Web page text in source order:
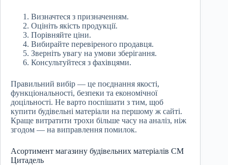
Визначтеся з призначенням.
Оцініть якість продукції.
Порівняйте ціни.
Вибирайте перевіреного продавця.
Зверніть увагу на умови зберігання.
Консультуйтеся з фахівцями.
Правильний вибір — це поєднання якості,
функціональності, безпеки та економічної
доцільності. Не варто поспішати з тим, щоб
купити будівельні матеріали на першому ж сайті.
Краще витратити трохи більше часу на аналіз, ніж
згодом — на виправлення помилок.
Асортимент магазину будівельних матеріалів СМ
Цитадель